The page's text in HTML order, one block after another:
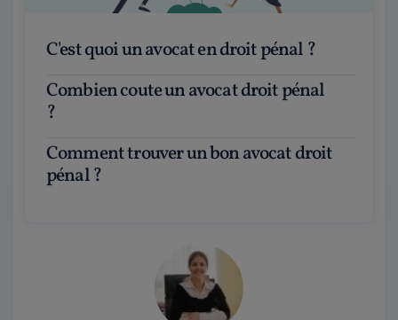
C'est quoi un avocat en droit pénal ?
Combien coute un avocat droit pénal
?
Comment trouver un bon avocat droit
pénal ?